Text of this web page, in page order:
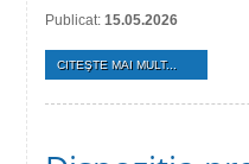
Publicat: 15.05.2026
CITEŞTE MAI MULT...